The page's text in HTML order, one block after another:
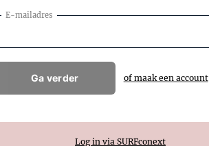
E-mailadres
Ga verder of maak een account
Log in via SURFconext